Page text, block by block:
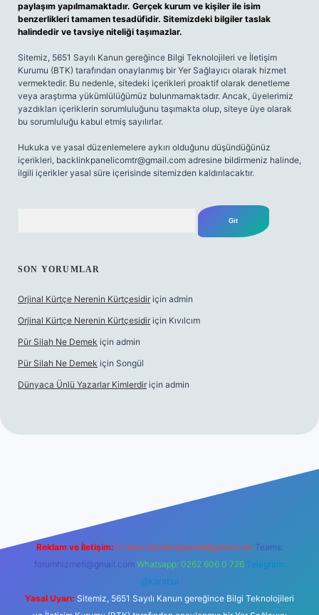
paylaşım yapılmamaktadır. Gerçek kurum ve kişiler ile isim
benzerlikleri tamamen tesadüfidir. Sitemizdeki bilgiler taslak
halindedir ve tavsiye niteliği taşımazlar.
Sitemiz, 5651 Sayılı Kanun gereğince Bilgi Teknolojileri ve İletişim
Kurumu (BTK) tarafından onaylanmış bir Yer Sağlayıcı olarak hizmet
vermektedir. Bu nedenle, sitedeki içerikleri proaktif olarak denetleme
veya araştırma yükümlülüğümüz bulunmamaktadır. Ancak, üyelerimiz
yazdıkları içeriklerin sorumluluğunu taşımakta olup, siteye üye olarak
bu sorumluluğu kabul etmiş sayılırlar.
Hukuka ve yasal düzenlemelere aykırı olduğunu düşündüğünüz
içerikleri, backlinkpanelicomtr@gmail.com adresine bildirmeniz halinde,
ilgili içerikler yasal süre içerisinde sitemizden kaldırılacaktır.
SON YORUMLAR
Orjinal Kürtçe Nerenin Kürtçesidir için admin
Orjinal Kürtçe Nerenin Kürtçesidir için Kıvılcım
Pür Silah Ne Demek için admin
Pür Silah Ne Demek için Songül
Dünyaca Ünlü Yazarlar Kimlerdir için admin
Reklam ve İletişim: E-mail: backlinkpaneli@gmail.com Teams:
forumhizmeti@gmail.com Whatsapp: 0262 606 0 726 Telegram:
@karabul
Yasal Uyarı: Sitemiz, 5651 Sayılı Kanun gereğince Bilgi Teknolojileri